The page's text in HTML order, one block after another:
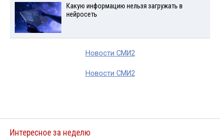
Какую информацию нельзя загружать в
нейросеть
Новости СМИ2
Новости СМИ2
Интересное за неделю